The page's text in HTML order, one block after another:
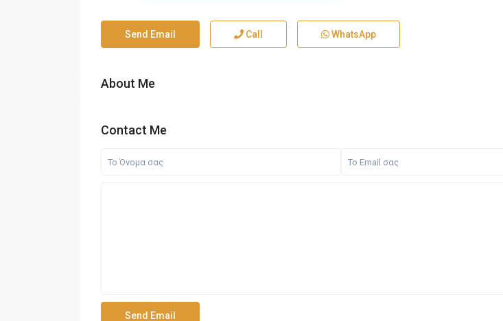
Send Email Call WhatsApp
About Me
Contact Me